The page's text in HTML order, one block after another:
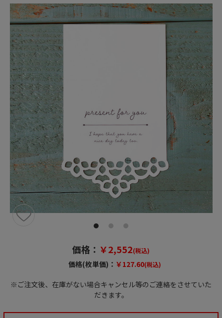
価格： ￥2,552(税込)
価格(枚単価)： ￥127.60(税込)
※ご注文後、在庫がない場合キャンセル等のご連絡をさせていた
だきます。